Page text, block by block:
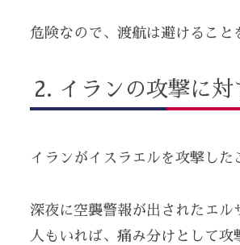
危険なので、渡航は避けること
イランの攻撃に対
イランがイスラエルを攻撃した
深夜に空襲警報が出されたエ
人もいれば、痛み分けとして攻